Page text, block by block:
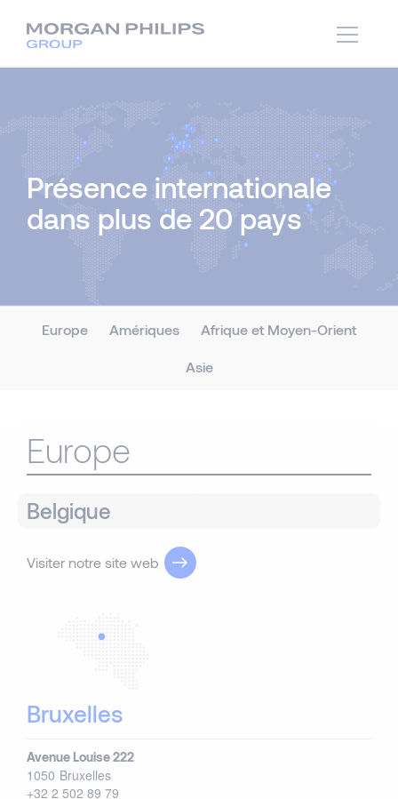
Présence internationale
dans plus de 20 pays
Europe Amériques Afrique et Moyen-Orient
Asie
Europe
Belgique
Visiter notre site web
Bruxelles
Avenue Louise 222
1050 Bruxelles
+32 2 502 89 79